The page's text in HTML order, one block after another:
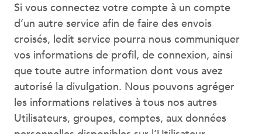
Si vous connectez votre compte à un compte
d’un autre service afin de faire des envois
croisés, ledit service pourra nous communiquer
vos informations de profil, de connexion, ainsi
que toute autre information dont vous avez
autorisé la divulgation. Nous pouvons agréger
les informations relatives à tous nos autres
Utilisateurs, groupes, comptes, aux données